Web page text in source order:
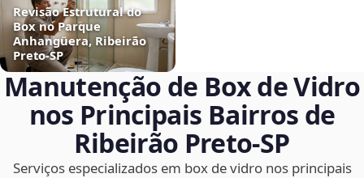
Revisão Estrutural do
Box no Parque
Anhangüera, Ribeirão
Preto‑SP
Manutenção de Box de Vidro
nos Principais Bairros de
Ribeirão Preto‑SP
Serviços especializados em box de vidro nos principais